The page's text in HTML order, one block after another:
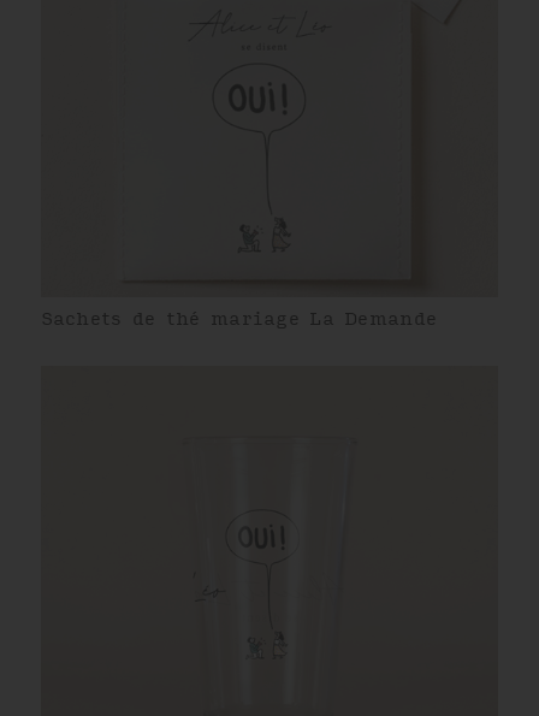
Sachets de thé mariage La Demande